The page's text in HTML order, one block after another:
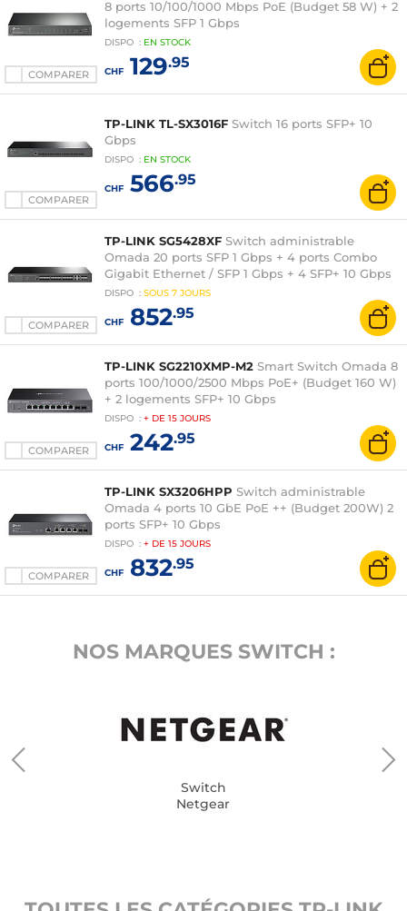
COMPARER
8 ports 10/100/1000 Mbps PoE (Budget 58 W) + 2
logements SFP 1 Gbps
DISPO : EN STOCK
CHF129.95
COMPARER
TP-LINK TL-SX3016F Switch 16 ports SFP+ 10
Gbps
DISPO : EN STOCK
CHF566.95
COMPARER
TP-LINK SG5428XF Switch administrable
Omada 20 ports SFP 1 Gbps + 4 ports Combo
Gigabit Ethernet / SFP 1 Gbps + 4 SFP+ 10 Gbps
DISPO : SOUS 7 JOURS
CHF852.95
COMPARER
TP-LINK SG2210XMP-M2 Smart Switch Omada 8
ports 100/1000/2500 Mbps PoE+ (Budget 160 W)
+ 2 logements SFP+ 10 Gbps
DISPO : + DE 15 JOURS
CHF242.95
COMPARER
TP-LINK SX3206HPP Switch administrable
Omada 4 ports 10 GbE PoE ++ (Budget 200W) 2
ports SFP+ 10 Gbps
DISPO : + DE 15 JOURS
CHF832.95
NOS MARQUES SWITCH :
Switch
Netgear